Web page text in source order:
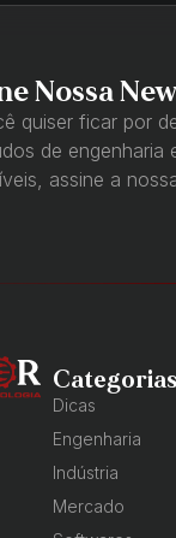
Nossa
quiser ficar por
de
assine a
Categorias
Dicas
Engenharia
Indústria
Mercado